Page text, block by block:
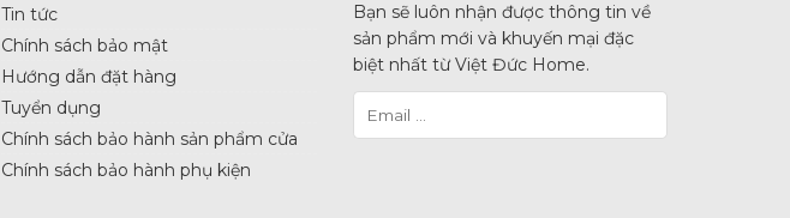
Tin tức
Chính sách bảo mật
Hướng dẫn đặt hàng
Tuyển dụng
Chính sách bảo hành sản phẩm cửa
Chính sách bảo hành phụ kiện
Bạn sẽ luôn nhận được thông tin về
sản phẩm mới và khuyến mại đặc
biệt nhất từ Việt Đức Home.